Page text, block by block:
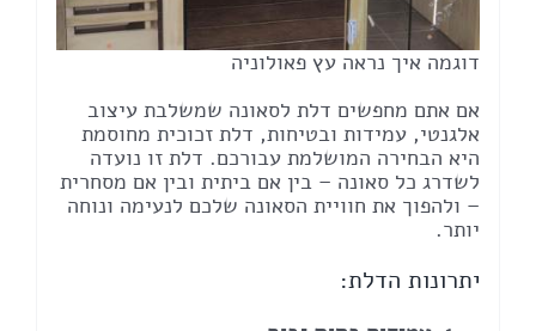
דוגמה איך נראה עץ פאולוניה
אם אתם מחפשים דלת לסאונה שמשלבת עיצוב
אלגנטי, עמידות ובטיחות, דלת זכוכית מחוסמת
היא הבחירה המושלמת עבורכם. דלת זו נועדה
לשדרג כל סאונה – בין אם ביתית ובין אם מסחרית
– ולהפוך את חוויית הסאונה שלכם לנעימה ונוחה
יותר.
יתרונות הדלת: